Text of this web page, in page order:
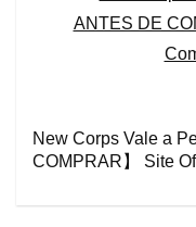
New Corps Vale a
COMPRAR】 Site